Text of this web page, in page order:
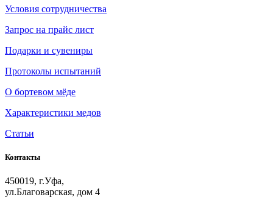
Условия сотрудничества
Запрос на прайс лист
Подарки и сувениры
Протоколы испытаний
О бортевом мёде
Характеристики медов
Статьи
Контакты
450019, г.Уфа,
ул.Благоварская, дом 4